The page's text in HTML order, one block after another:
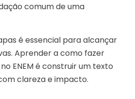
comum de uma
é essencial para alcançar
Aprender a como fazer
ENEM é construir um texto
clareza e impacto.